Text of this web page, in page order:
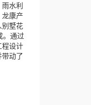
水利
康产
墅花
。通过
设计
动了